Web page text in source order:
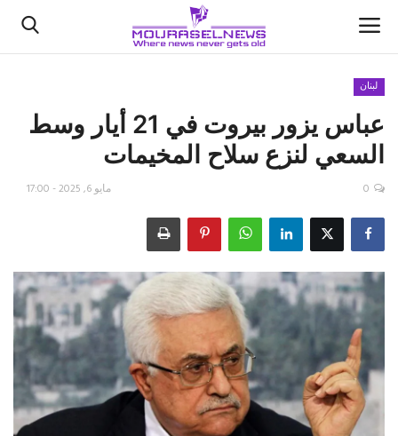
الأخبار
كتّابنا
اقتصاد
علوم وتكنولوجيا
رياضة
فيديو
لبنان
عباس يزور بيروت في 21 أيار وسط
السعي لنزع سلاح المخيمات
مايو 6, 2025 - 17:00 0